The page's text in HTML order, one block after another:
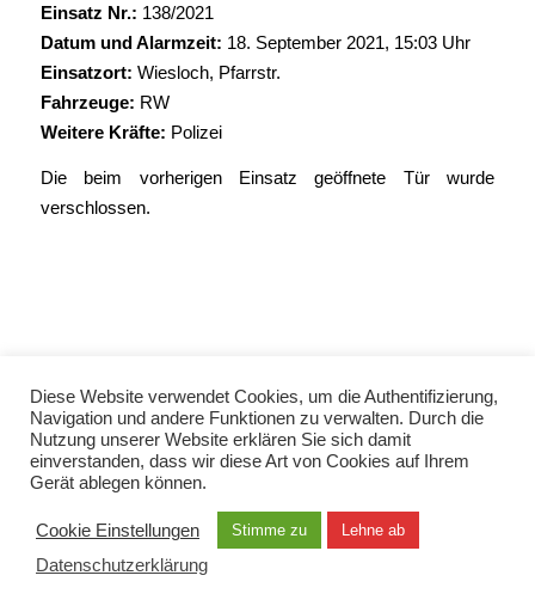
Einsatz Nr.: 138/2021
Datum und Alarmzeit: 18. September 2021, 15:03 Uhr
Einsatzort: Wiesloch, Pfarrstr.
Fahrzeuge: RW
Weitere Kräfte: Polizei
Die beim vorherigen Einsatz geöffnete Tür wurde
verschlossen.
© Copyright 2021 - Freiwillige Feuerwehr Wiesloch -Enfold Theme by Kriesi
Datenschutzerklärung Impressum
Diese Website verwendet Cookies, um die Authentifizierung,
Navigation und andere Funktionen zu verwalten. Durch die
Nutzung unserer Website erklären Sie sich damit
einverstanden, dass wir diese Art von Cookies auf Ihrem
Gerät ablegen können.
Cookie Einstellungen Stimme zu Lehne ab
Datenschutzerklärung